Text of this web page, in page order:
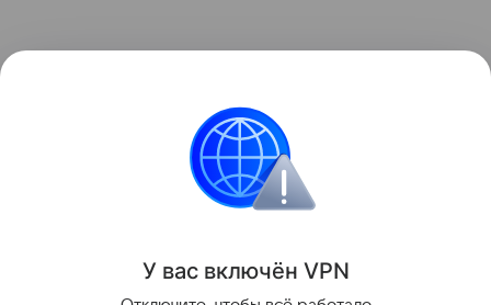
У вас включён VPN